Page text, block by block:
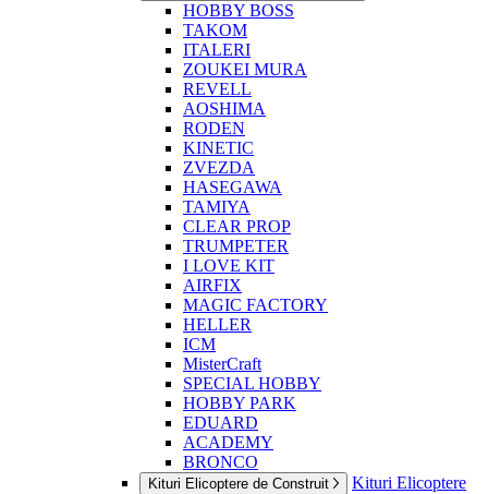
HOBBY BOSS
TAKOM
ITALERI
ZOUKEI MURA
REVELL
AOSHIMA
RODEN
KINETIC
ZVEZDA
HASEGAWA
TAMIYA
CLEAR PROP
TRUMPETER
I LOVE KIT
AIRFIX
MAGIC FACTORY
HELLER
ICM
MisterCraft
SPECIAL HOBBY
HOBBY PARK
EDUARD
ACADEMY
BRONCO
Kituri Elicoptere de Construit
Kituri Elicoptere